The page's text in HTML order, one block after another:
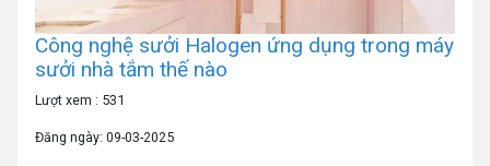
Công nghệ sưởi Halogen ứng dụng trong máy
sưởi nhà tắm thế nào
Lượt xem : 531
Đăng ngày: 09-03-2025